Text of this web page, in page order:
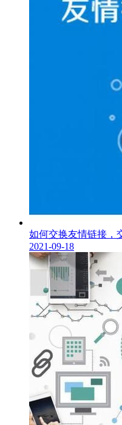
如何交换友情链接，
2021-09-18